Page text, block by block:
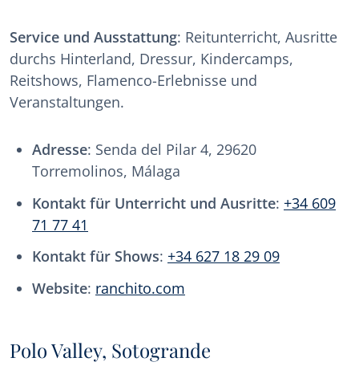
Service und Ausstattung: Reitunterricht, Ausritte
durchs Hinterland, Dressur, Kindercamps,
Reitshows, Flamenco-Erlebnisse und
Veranstaltungen.
Adresse: Senda del Pilar 4, 29620
Torremolinos, Málaga
Kontakt für Unterricht und Ausritte: +34 609
71 77 41
Kontakt für Shows: +34 627 18 29 09
Website: ranchito.com
Polo Valley, Sotogrande